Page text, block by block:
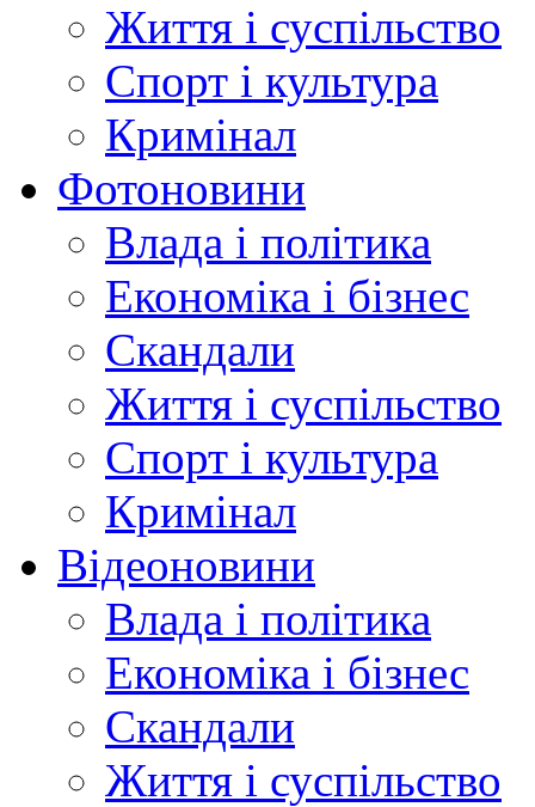
Життя і суспільство
Спорт і культура
Кримінал
Фотоновини
Влада і політика
Економіка і бізнес
Скандали
Життя і суспільство
Спорт і культура
Кримінал
Відеоновини
Влада і політика
Економіка і бізнес
Скандали
Життя і суспільство